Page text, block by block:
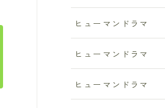
ヒューマンドラマ
ヒューマンドラマ
ヒューマンドラマ